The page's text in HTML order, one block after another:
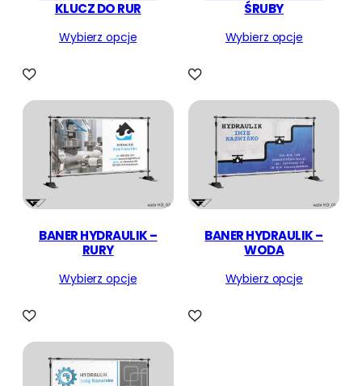
l
r
i
KLUCZ DO RUR
Wybierz opcje
ŚRUBY
Wybierz opcje
BANER HYDRAULIK –
RURY
Wybierz opcje
BANER HYDRAULIK –
WODA
Wybierz opcje